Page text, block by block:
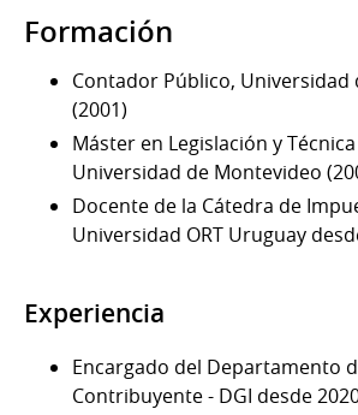
Formación
Contador Público, Universidad
(2001)
Máster en Legislación y
Universidad de Montevideo
Docente de la Cátedra de
Universidad ORT Uruguay
Experiencia
Encargado del Departamento
Contribuyente - DGI desde